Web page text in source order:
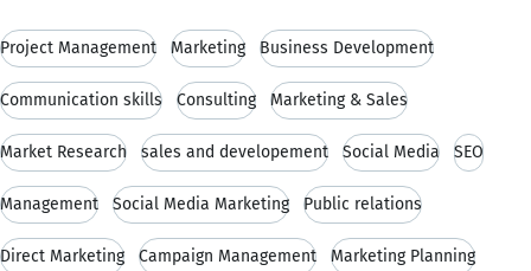
Project Management Marketing Business Development
Communication skills Consulting Marketing & Sales
Market Research sales and developement Social Media SEO
Management Social Media Marketing Public relations
Direct Marketing Campaign Management Marketing Planning